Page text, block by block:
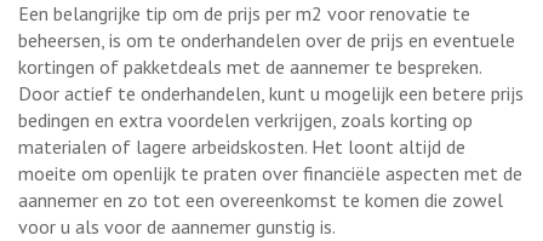
Een belangrijke tip om de prijs per m2 voor renovatie te
beheersen, is om te onderhandelen over de prijs en eventuele
kortingen of pakketdeals met de aannemer te bespreken.
Door actief te onderhandelen, kunt u mogelijk een betere prijs
bedingen en extra voordelen verkrijgen, zoals korting op
materialen of lagere arbeidskosten. Het loont altijd de
moeite om openlijk te praten over financiële aspecten met de
aannemer en zo tot een overeenkomst te komen die zowel
voor u als voor de aannemer gunstig is.